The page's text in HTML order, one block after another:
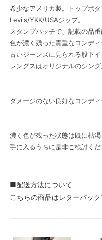
希少なアメリカ製。トップボ
Levi's/YKK/USAジップ。
スタンプパッチで、記載の品
色が濃く残った貴重なコンディ
古いジーンズに見られる股下
レングスはオリジナルのシング
ダメージのない良好なコンデ
濃く色が残った状態は既に枯
手に入るうちに是非ご検討くだ
■配送方法について
こちらの商品はレターパッ